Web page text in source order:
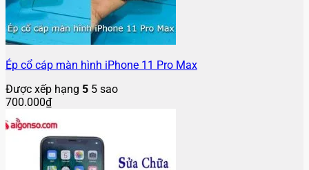
Ép cổ cáp màn hình iPhone 11 Pro Max
Được xếp hạng 5 5 sao
700.000₫